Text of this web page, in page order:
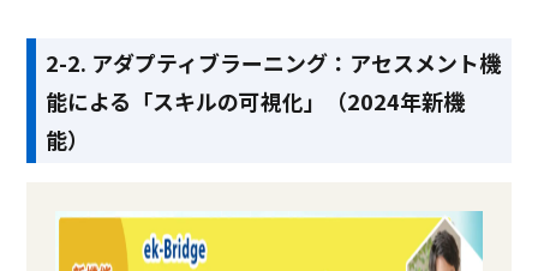
2-2. アダプティブラーニング：アセスメント機
能による「スキルの可視化」（2024年新機
能）